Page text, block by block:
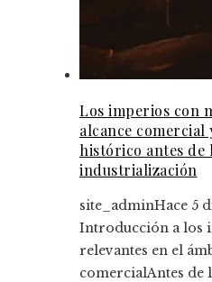
Los imperios con
alcance comercial
histórico antes de
industrialización
site_adminHace 5
Introducción a los
relevantes en el
comercialAntes de